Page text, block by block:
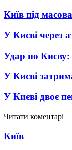
Київ під
У Києві через
Удар по Києву:
У Києві
У Києві двоє
Читати коментарі
Київ